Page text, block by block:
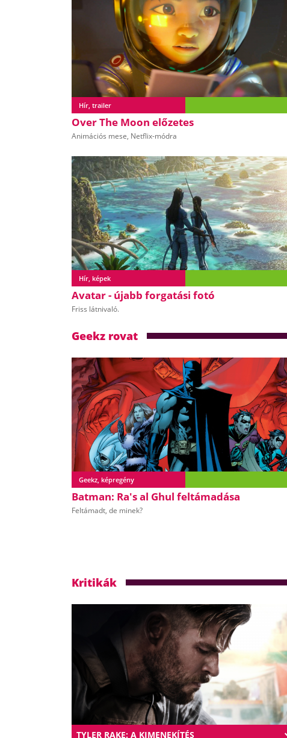
Hír, trailer
Over The Moon előzetes
Animációs mese, Netflix-módra
Hír, képek
Avatar - újabb forgatási fotó
Friss látnivaló.
Geekz rovat
Geekz, képregény
Batman: Ra's al Ghul feltámadása
Feltámadt, de minek?
Kritikák
TYLER RAKE: A KIMENEKÍTÉS